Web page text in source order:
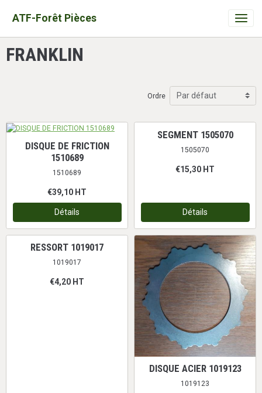
ATF-Forêt Pièces
FRANKLIN
Ordre
DISQUE DE FRICTION
1510689
1510689
€39,10 HT
Détails
SEGMENT 1505070
1505070
€15,30 HT
Détails
RESSORT 1019017
1019017
€4,20 HT
DISQUE ACIER 1019123
1019123